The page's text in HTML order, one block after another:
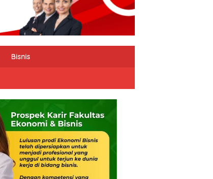
Bisnis